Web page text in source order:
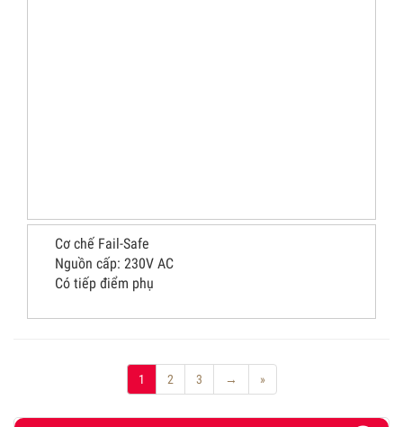
Cơ chế Fail-Safe
Nguồn cấp: 230V AC
Có tiếp điểm phụ
1 2 3 → »